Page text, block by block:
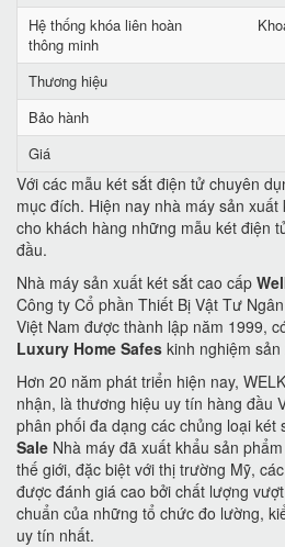
Hệ thống khóa liên hoàn
thông minh
Thương hiệu
Bảo hành
Giá
Với các mẫu két sắt điện tử chuyên
mục đích. Hiện nay nhà máy sản
cho khách hàng những mẫu két điện
đầu.
Nhà máy sản xuất két sắt cao cấp
Công ty Cổ phần Thiết Bị Vật Tư
Việt Nam được thành lập năm 1999,
Luxury Home Safes kinh nghiệm
Hơn 20 năm phát triển hiện nay,
nhận, là thương hiệu uy tín hàng đầu
phân phối đa dạng các chủng loại két
Sale Nhà máy đã xuất khẩu sản
thế giới, đặc biệt với thị trường Mỹ,
được đánh giá cao bởi chất lượng
chuẩn của những tổ chức đo lường,
uy tín nhất.